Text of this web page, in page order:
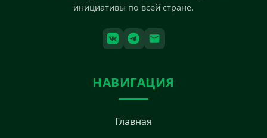
инициативы по всей стране.
НАВИГАЦИЯ
Главная